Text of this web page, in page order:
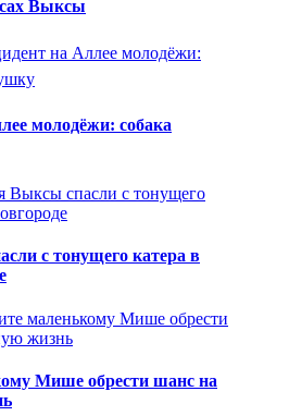
Выксы
молодёжи: собака
с тонущего катера в
Мише обрести шанс на